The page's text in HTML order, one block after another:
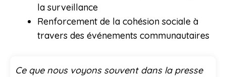
la surveillance
Renforcement de la cohésion sociale à
travers des événements communautaires
Ce que nous voyons souvent dans la presse